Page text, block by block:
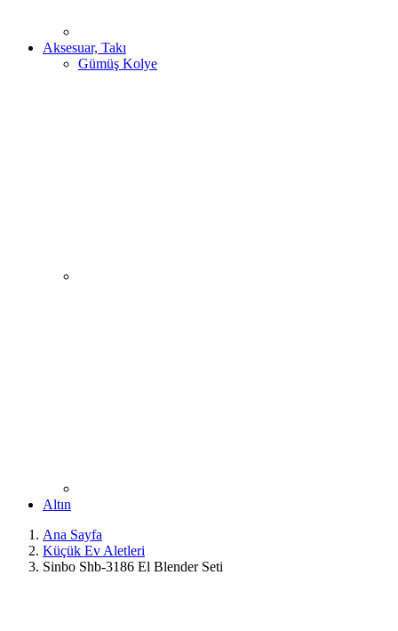
Aksesuar, Takı
Gümüş Kolye
Altın
Ana Sayfa
Küçük Ev Aletleri
Sinbo Shb-3186 El Blender Seti